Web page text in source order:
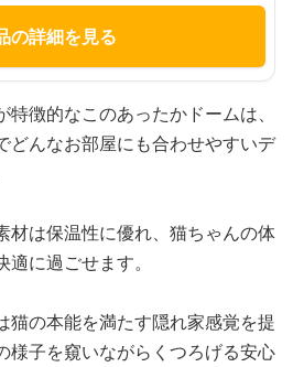
の詳細を見る
徴的なこのあったかドームは、
どんなお部屋にも合わせやすいデ
材は保温性に優れ、猫ちゃんの体
に過ごせます。
猫の本能を満たす隠れ家感覚を提
様子を窺いながらくつろげる安心